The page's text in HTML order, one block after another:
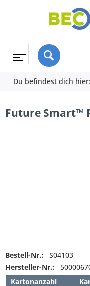
Du befindest dich hier:
Future Smart™
Bestell-Nr.:
S04103
Hersteller-Nr.:
Kartonanzahl